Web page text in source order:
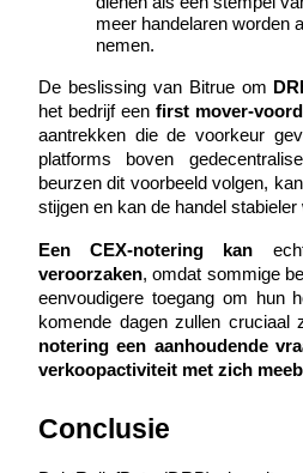
BTR-vergrendelingen
Exclusieve beleggingen voor
Leningen
meer handelaren worden
nemen.
De beslissing van Bitrue om
het bedrijf een first mover-
aantrekken die de voorkeur
platforms boven
beurzen dit voorbeeld volgen,
stijgen en kan de handel stabieler
Een CEX-notering kan
veroorzaken, omdat sommige
eenvoudigere toegang om hun
komende dagen zullen cruciaal
notering een aanhoudende
verkoopactiviteit met zich
Conclusie